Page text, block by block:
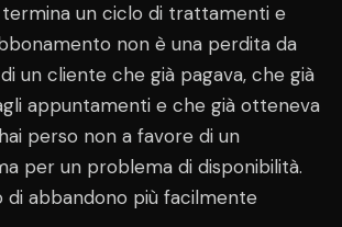
un ciclo di trattamenti e
non è una perdita da
un cliente che già pagava, che già
appuntamenti e che già otteneva
perso non a favore di un
per un problema di disponibilità.
di abbandono più facilmente